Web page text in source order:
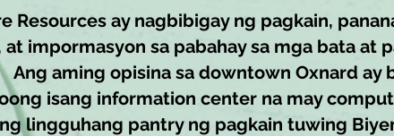
Resources ay nagbibigay ng pagkain,
impormasyon sa pabahay sa mga bata at
aming opisina sa downtown Oxnard ay
isang information center na may
lingguhang pantry ng pagkain tuwing